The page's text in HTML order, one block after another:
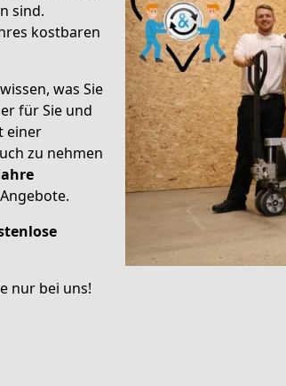
sind.
kostbaren
was Sie
für Sie und
einer
zu nehmen
nur bei uns!